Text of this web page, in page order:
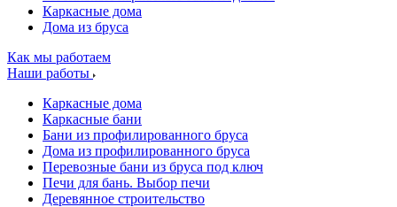
Каркасные дома
Дома из бруса
Как мы работаем
Наши работы
Каркасные дома
Каркасные бани
Бани из профилированного бруса
Дома из профилированного бруса
Перевозные бани из бруса под ключ
Печи для бань. Выбор печи
Деревянное строительство